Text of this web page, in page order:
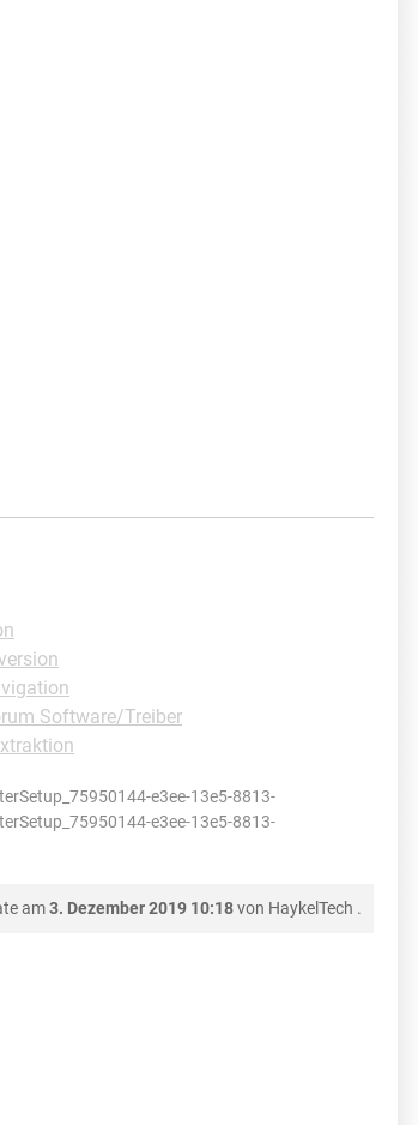
Software/Treiber
e3ee-13e5-8813-
e3ee-13e5-8813-
am3. Dezember 2019 10:18von HaykelTech .